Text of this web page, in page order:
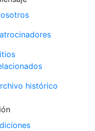
histórico